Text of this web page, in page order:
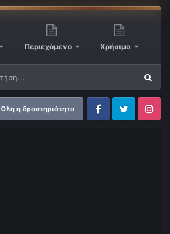
Περιεχόμενο Χρήσιμα
Όλη η δραστηριότητα
FacebookTwitter Instagram